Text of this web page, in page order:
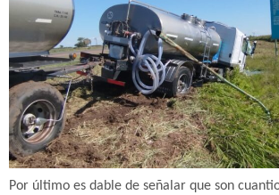
Por último es dable de señalar que son